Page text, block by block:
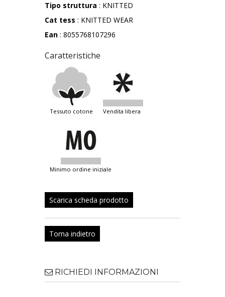
Tipo struttura : KNITTED
Cat tess : KNITTED WEAR
Ean : 8055768107296
Caratteristiche
tessuto cotone vendita libera
minimo ordine iniziale
Scarica scheda prodotto
Torna indietro
RICHIEDI INFORMAZIONI